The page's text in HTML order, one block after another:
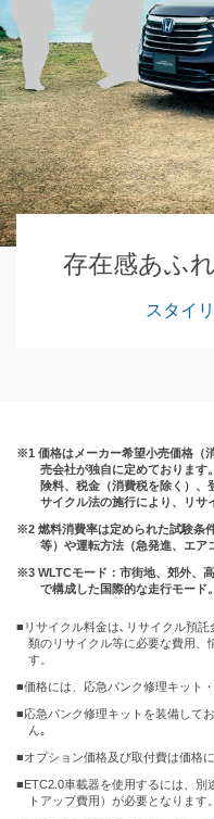
存在感あふ
スタイ
※1 価格はメーカー希望小売価格（
売会社が独自に定めております
険料、税金（消費税を除く）、
サイクル法の施行により、リサ
※2 燃料消費率は定められた試験条
等）や運転方法（急発進、エア
※3 WLTCモード：市街地、郊外、
で構成した国際的な走行モード。
■リサイクル料金は､リサイクル預
類のリサイクル等に必要な費用、
す。
■価格には、応急パンク修理キット
■応急パンク修理キットを装備して
ん｡
■オプション価格及び取付費は価格
■ETC2.0車載器を使用するには、別
トアップ費用）が必要となります。